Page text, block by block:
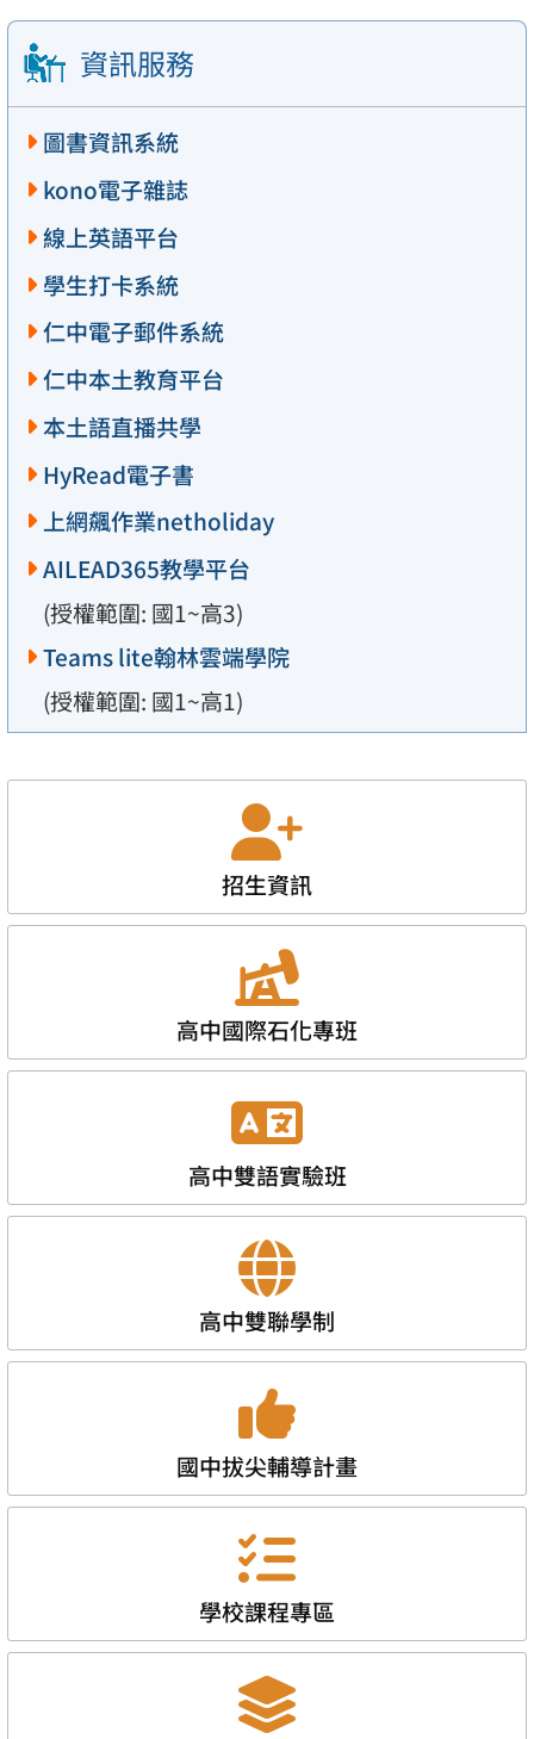
資訊服務
圖書資訊系統
kono電子雜誌
線上英語平台
學生打卡系統
仁中電子郵件系統
仁中本土教育平台
本土語直播共學
HyRead電子書
上網飆作業netholiday
AILEAD365教學平台
(授權範圍: 國1~高3)
Teams lite翰林雲端學院
(授權範圍: 國1~高1)
招生資訊
高中國際石化專班
高中雙語實驗班
高中雙聯學制
國中拔尖輔導計畫
學校課程專區